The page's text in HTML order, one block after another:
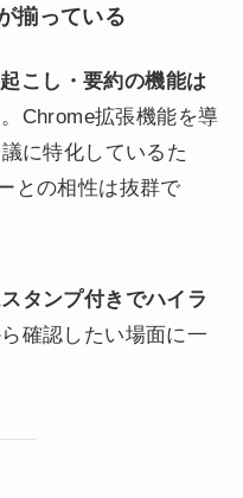
揃っている
こし・要約の機能は
Chrome拡張機能を導
に特化しているた
との相性は抜群で
タンプ付きでハイラ
確認したい場面に一